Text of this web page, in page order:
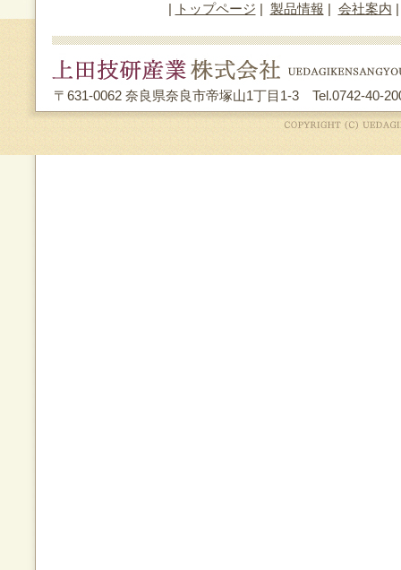
トップページ 製品情報 会社案内
〒631-0062 奈良県奈良市帝塚山1丁目1-3 Tel.0742-40-